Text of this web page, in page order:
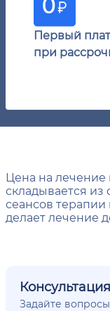
Первый
при
Цена на
складывается
сеансов терапии
делает лечение
Задайте